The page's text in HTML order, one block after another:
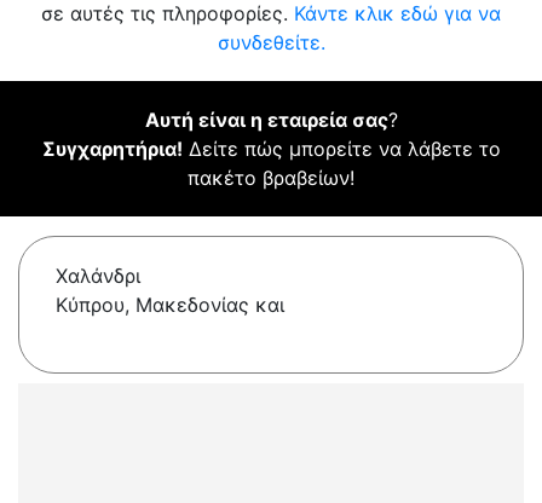
σε αυτές τις πληροφορίες. Κάντε κλικ εδώ για να
συνδεθείτε.
Αυτή είναι η εταιρεία σας?
Συγχαρητήρια! Δείτε πώς μπορείτε να λάβετε το
πακέτο βραβείων!
Χαλάνδρι
Κύπρου, Μακεδονίας και